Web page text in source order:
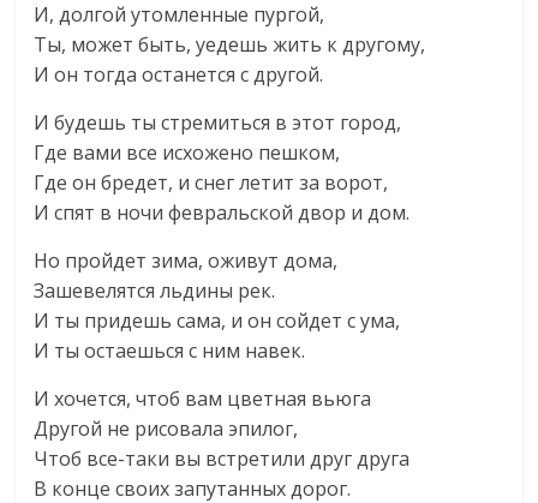
И, долгой утомленные пургой,
Ты, может быть, уедешь жить к другому,
И он тогда останется с другой.
И будешь ты стремиться в этот город,
Где вами все исхожено пешком,
Где он бредет, и снег летит за ворот,
И спят в ночи февральской двор и дом.
Но пройдет зима, оживут дома,
Зашевелятся льдины рек.
И ты придешь сама, и он сойдет с ума,
И ты остаешься с ним навек.
И хочется, чтоб вам цветная вьюга
Другой не рисовала эпилог,
Чтоб все-таки вы встретили друг друга
В конце своих запутанных дорог.